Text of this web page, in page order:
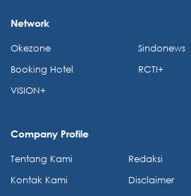
Network
Okezone
Booking Hotel
VISION+
Sindonews
RCTI+
Company Profile
Tentang Kami
Kontak Kami
Redaksi
Disclaimer